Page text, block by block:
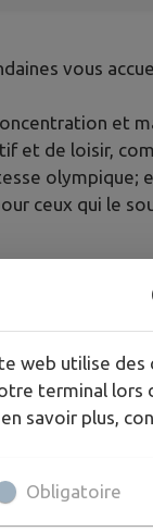
vous
et
et de loisir,
olympique;
ceux qui le
web utilise
terminal lors
savoir plus,
Obligatoire